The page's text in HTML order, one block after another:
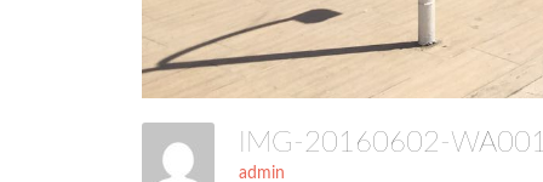
IMG-20160602-
admin